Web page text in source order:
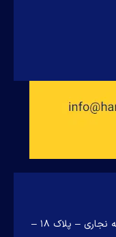
ستارخان – بین شادمهر و بهبودی – کوچه نجاری – پلاک ۱۸ –